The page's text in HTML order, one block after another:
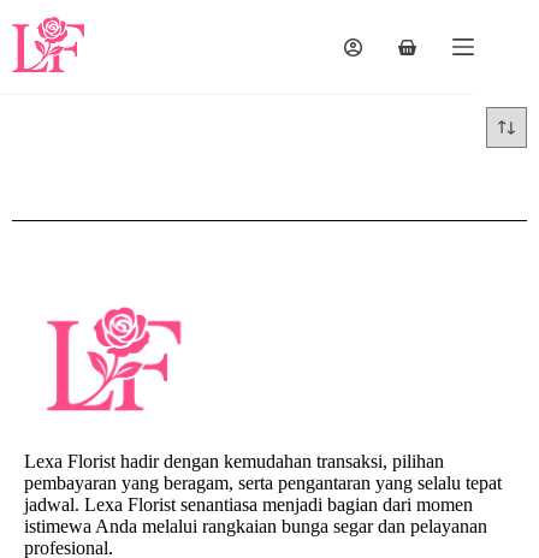
Lexa Florist hadir dengan kemudahan transaksi, pilihan
pembayaran yang beragam, serta pengantaran yang selalu tepat
jadwal. Lexa Florist senantiasa menjadi bagian dari momen
istimewa Anda melalui rangkaian bunga segar dan pelayanan
profesional.